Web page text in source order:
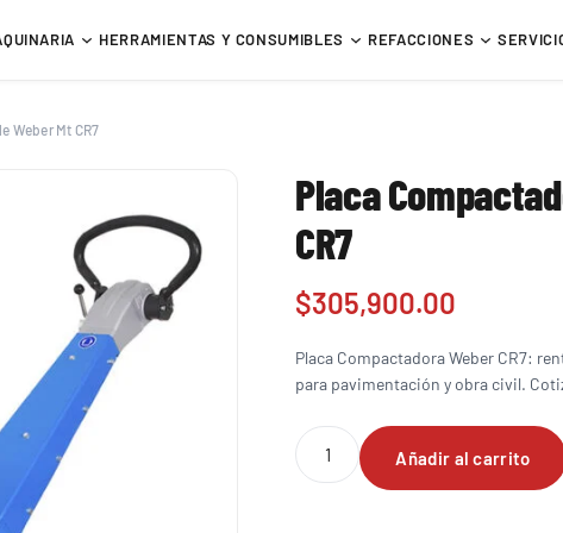
HERRAMIENTAS Y CONSUMIBLES REFACCIONES
Weber Mt CR7
Placa
CR7
$305,900.00
Placa Compactadora Weber CR7:
para pavimentación y obra civil.
Placa
Compactadora
Reversible
Añadir al carrito